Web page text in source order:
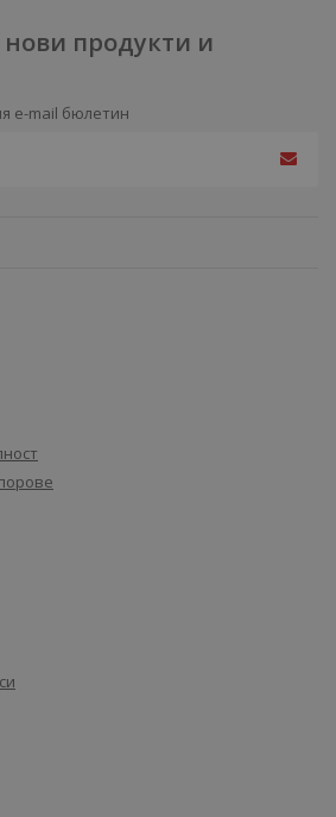
нови продукти и
e-mail бюлетин